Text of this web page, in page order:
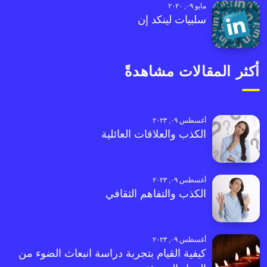
مايو ٠٩, ٢٠٢٠
سلبيات لينكد إن
أكثر المقالات مشاهدةً
أغسطس ٠٩, ٢٠٢٣
الكذب والعلاقات العائلية
أغسطس ٠٩, ٢٠٢٣
الكذب والتفاهم الثقافي
أغسطس ٠٩, ٢٠٢٣
كيفية القيام بتجربة دراسة انبعاث الضوء من